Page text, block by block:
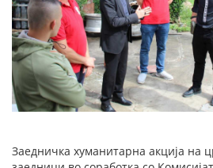
Заедничка хуманитарна акција на